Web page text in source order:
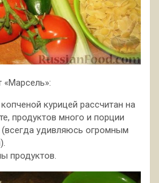
«Марсель»:
курицей рассчитан на
продуктов много и порции
удивляюсь огромным
продуктов.